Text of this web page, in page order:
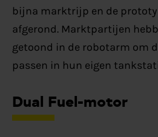
bijna marktrijp en de
afgerond. Marktpartijen
getoond in de robotarm om
passen in hun eigen
Dual Fuel-motor